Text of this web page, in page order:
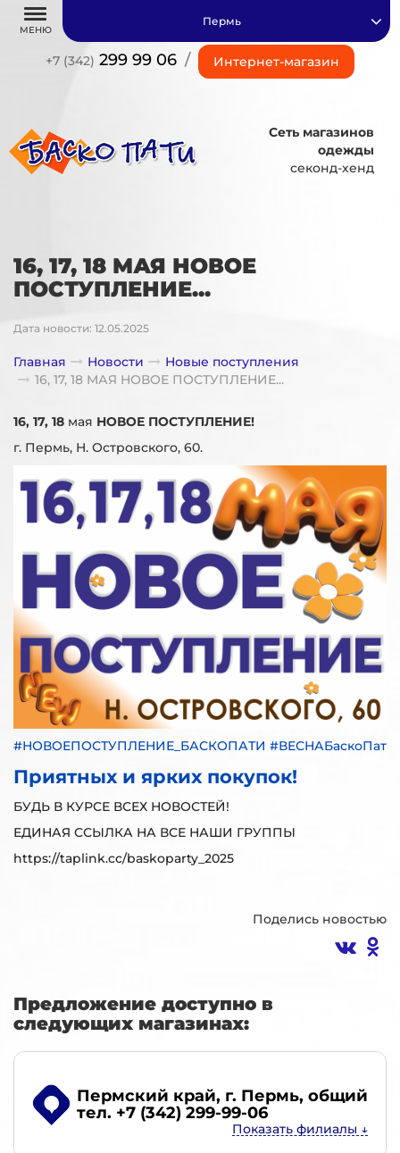
МЕНЮ
+7 (342) 299 99 06 / Интернет-магазин
Пермь
Сеть магазинов
одежды
секонд-хенд
16, 17, 18 МАЯ НОВОЕ
ПОСТУПЛЕНИЕ...
Дата новости: 12.05.2025
Главная Новости
Новые поступления
16, 17, 18 МАЯ НОВОЕ ПОСТУПЛЕНИЕ...
16, 17, 18 мая НОВОЕ ПОСТУПЛЕНИЕ!
г. Пермь, Н. Островского, 60.
#НОВОЕПОСТУПЛЕНИЕ_БАСКОПАТИ #ВЕСНАБаскоПати
Приятных и ярких покупок!
БУДЬ В КУРСЕ ВСЕХ НОВОСТЕЙ!
ЕДИНАЯ ССЫЛКА НА ВСЕ НАШИ ГРУППЫ
https://taplink.cc/baskoparty_2025
Поделись новостью
Предложение доступно в
следующих магазинах:
Пермский край, г. Пермь, общий
тел. +7 (342) 299-99-06